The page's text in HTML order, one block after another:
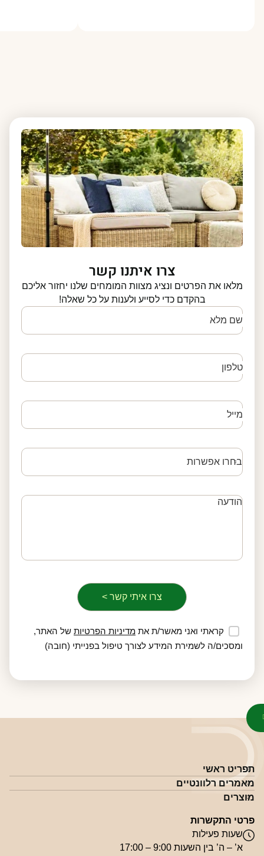
צרו איתנו קשר
מלאו את הפרטים ונציג מצוות המומחים שלנו יחזור אליכם
בהקדם כדי לסייע ולענות על כל שאלה!
שם מלא
טלפון
מייל
קראתי ואני מאשר/ת את מדיניות הפרטיותשל האתר,
ומסכים/ה לשמירת המידע לצורך טיפול בפנייתי (חובה)
תפריט ראשי
מאמרים רלוונטיים
מוצרים
פרטי התקשרות
שעות פעילות
א’ – ה’ בין השעות 9:00 – 17:00